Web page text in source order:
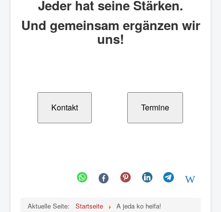
Jeder hat seine Stärken.
Und gemeinsam ergänzen wir
uns!
Kontakt Termine
Aktuelle Seite: Startseite A jeda ko heifa!